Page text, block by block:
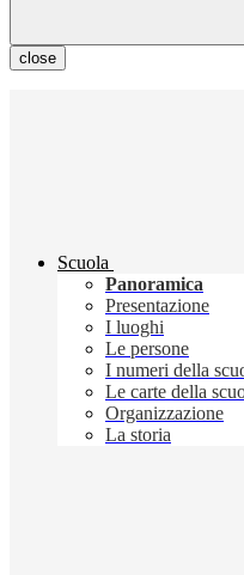
close
Scuola
Panoramica
Presentazione
I luoghi
Le persone
I numeri della
Le carte della
Organizzazione
La storia